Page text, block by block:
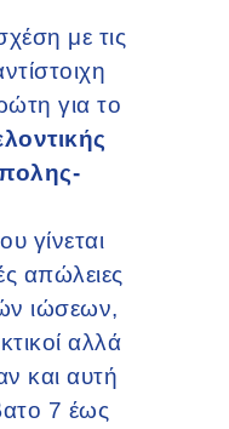
με τις
για το
γίνεται
απώλειες
ιώσεων,
αλλά
και αυτή
7 έως